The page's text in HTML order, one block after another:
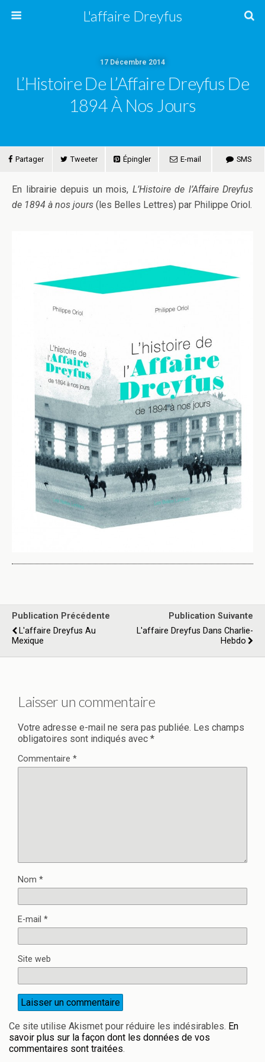
L'affaire Dreyfus
17 Décembre 2014
L’Histoire De L’Affaire Dreyfus De
1894 À Nos Jours
Partager Tweeter Épingler E-mail SMS
En librairie depuis un mois, L’Histoire de l’Affaire Dreyfus
de 1894 à nos jours (les Belles Lettres) par Philippe Oriol.
Publication Précédente
L'affaire Dreyfus Au
Mexique
Publication Suivante
L'affaire Dreyfus Dans Charlie-
Hebdo
Laisser un commentaire
Votre adresse e-mail ne sera pas publiée. Les champs
obligatoires sont indiqués avec *
Commentaire *
Nom *
E-mail *
Site web
Ce site utilise Akismet pour réduire les indésirables. En
savoir plus sur la façon dont les données de vos
commentaires sont traitées.